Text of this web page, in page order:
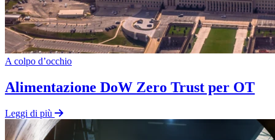
A colpo d’occhio
Alimentazione DoW Zero Trust per OT
Leggi di più